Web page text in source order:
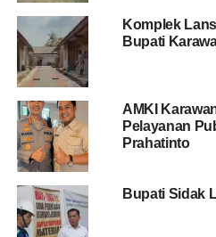
Komplek
Bupati
AMKI
Pelayanan
Prahatinto
Bupati Sidak